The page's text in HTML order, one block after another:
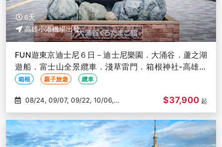
6天
高雄小港機場出發
FUN遊東京迪士尼６日－迪士尼樂園．大涌谷．蘆之湖
遊船．富士山全景纜車．淺草雷門．箱根神社-高雄出
發箱根 親子旅遊 纜車
10/15
$37,900 起